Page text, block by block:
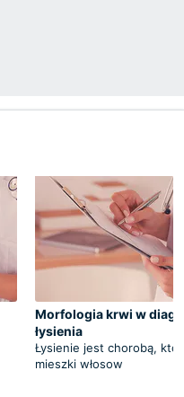
Morfologia krwi w
łysienia
Łysienie jest chorobą,
mieszki włosow